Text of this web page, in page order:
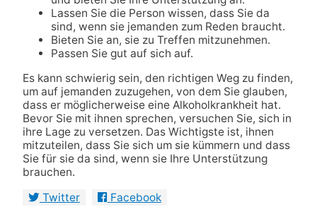
Lassen Sie die Person wissen, dass Sie da
sind, wenn sie jemanden zum Reden braucht.
Bieten Sie an, sie zu Treffen mitzunehmen.
Passen Sie gut auf sich auf.
Es kann schwierig sein, den richtigen Weg zu finden,
um auf jemanden zuzugehen, von dem Sie glauben,
dass er möglicherweise eine Alkoholkrankheit hat.
Bevor Sie mit ihnen sprechen, versuchen Sie, sich in
ihre Lage zu versetzen. Das Wichtigste ist, ihnen
mitzuteilen, dass Sie sich um sie kümmern und dass
Sie für sie da sind, wenn sie Ihre Unterstützung
brauchen.
Twitter
Facebook